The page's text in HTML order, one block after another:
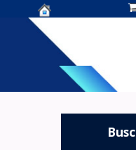
Centro de
OLADE -